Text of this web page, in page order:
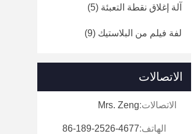
آلة إغلاق نقطة التعبئة (5)
لفة فيلم من البلاستيك (9)
الاتصالات
الاتصالات:Mrs. Zeng
الهاتف:86-189-2526-4677